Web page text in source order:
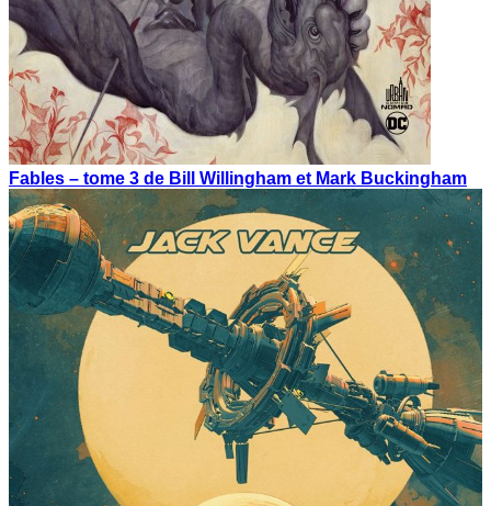
Fables – tome 3 de Bill Willingham et Mark Buckingham